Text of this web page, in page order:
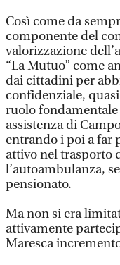
Così come da
componente del
valorizzazione
“La Mutuo” come
dai cittadini per
confidenziale,
ruolo
assistenza di
entrando i poi a far
attivo nel trasporto
l’autoambulanza,
pensionato.
Ma non si era
attivamente
Maresca